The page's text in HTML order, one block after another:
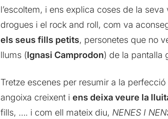
l’escoltem, i ens explica coses de la
drogues i el rock and roll, com va
els seus fills petits, personetes que no
llums (Ignasi Camprodon) de la pantalla
Tretze escenes per resumir a la
angoixa creixent i ens deixa veure la
fills, …. i com ell mateix diu, NENES I